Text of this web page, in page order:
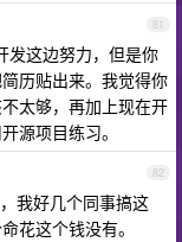
81
发这边努力，但是你
历贴出来。我觉得你
太够，再加上现在开
源项目练习。
82
我好几个同事搞这
花这个钱没有。